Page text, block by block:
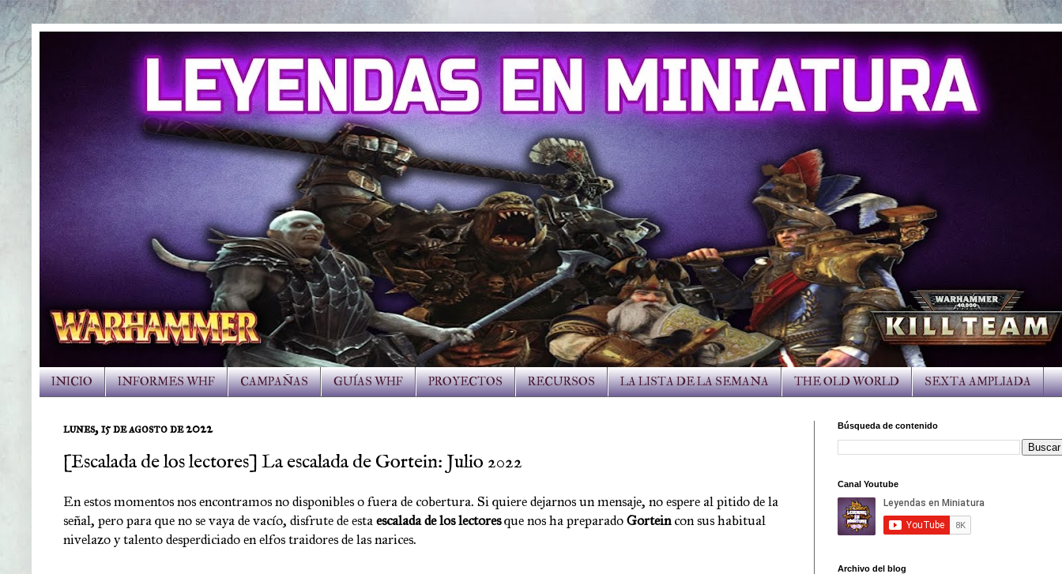
INICIO INFORMES WHF CAMPAÑAS GUÍAS WHF PROYECTOS RECURSOS LA LISTA DE LA SEMANA THE OLD WORLD SEXTA AMPLIADA
lunes, 15 de agosto de 2022
[Escalada de los lectores] La escalada de Gortein: Julio 2022
En estos momentos nos encontramos no disponibles o fuera de cobertura. Si quiere dejarnos un mensaje, no espere al pitido de la
señal, pero para que no se vaya de vacío, disfrute de estaescalada de los lectoresque nos ha preparadoGorteincon sus habitual
nivelazo y talento desperdiciado en elfos traidores de las narices.
Búsqueda de contenido
Canal Youtube
Archivo del blog